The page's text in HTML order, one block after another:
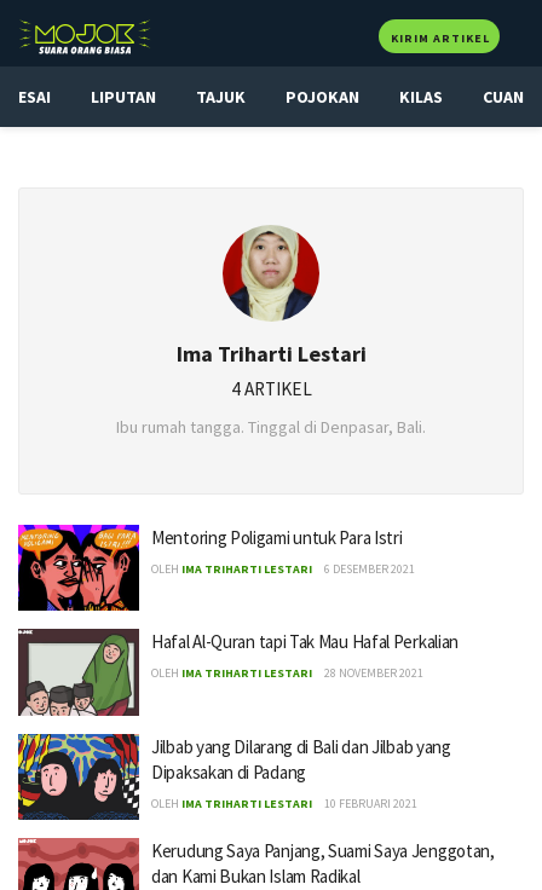
KIRIM ARTIKEL
ESAI LIPUTAN TAJUK POJOKAN KILAS CUAN
Ima Triharti Lestari
4 ARTIKEL
Ibu rumah tangga. Tinggal di Denpasar, Bali.
Mentoring Poligami untuk Para Istri
OLEH IMA TRIHARTI LESTARI 6 DESEMBER 2021
Hafal Al-Quran tapi Tak Mau Hafal Perkalian
OLEH IMA TRIHARTI LESTARI 28 NOVEMBER 2021
Jilbab yang Dilarang di Bali dan Jilbab yang
Dipaksakan di Padang
OLEH IMA TRIHARTI LESTARI 10 FEBRUARI 2021
Kerudung Saya Panjang, Suami Saya Jenggotan,
dan Kami Bukan Islam Radikal